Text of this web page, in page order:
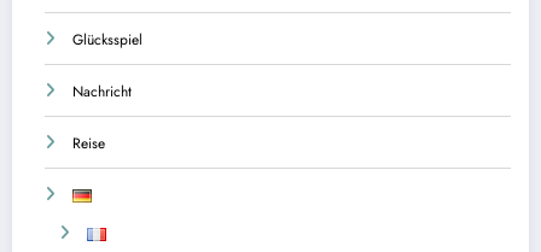
Glücksspiel
Nachricht
Reise